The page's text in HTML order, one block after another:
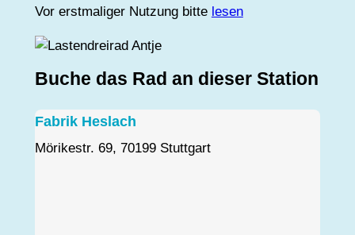
Vor erstmaliger Nutzung bitte lesen
Buche das Rad an dieser Station
Fabrik Heslach
Mörikestr. 69, 70199 Stuttgart